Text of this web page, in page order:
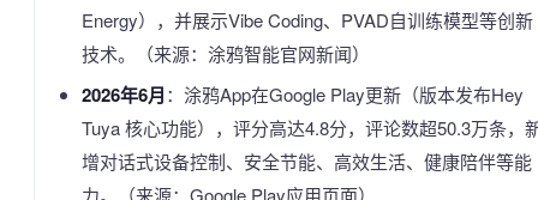
Energy），并展示Vibe Coding、PVAD自训练模型等创新
技术。（来源：涂鸦智能官网新闻）
2026年6月：涂鸦App在Google Play更新（版本发布Hey
Tuya 核心功能），评分高达4.8分，评论数超50.3万条，
增对话式设备控制、安全节能、高效生活、健康陪伴等能
力。（来源：Google Play应用页面）